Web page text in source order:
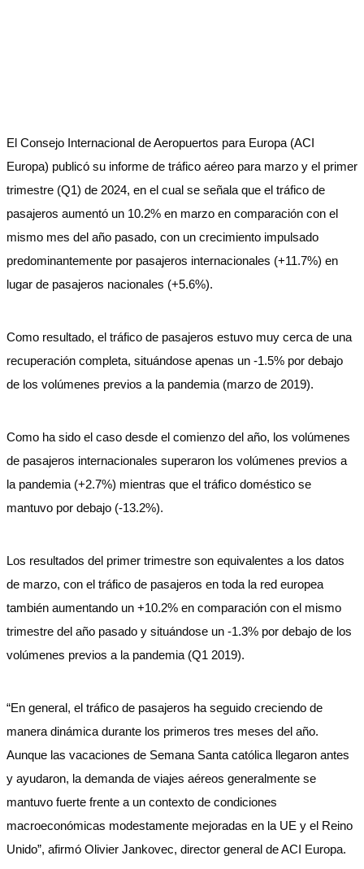
El Consejo Internacional de Aeropuertos para Europa (ACI
Europa) publicó su informe de tráfico aéreo para marzo y el primer
trimestre (Q1) de 2024, en el cual se señala que el tráfico de
pasajeros aumentó un 10.2% en marzo en comparación con el
mismo mes del año pasado, con un crecimiento impulsado
predominantemente por pasajeros internacionales (+11.7%) en
lugar de pasajeros nacionales (+5.6%).
Como resultado, el tráfico de pasajeros estuvo muy cerca de una
recuperación completa, situándose apenas un -1.5% por debajo
de los volúmenes previos a la pandemia (marzo de 2019).
Como ha sido el caso desde el comienzo del año, los volúmenes
de pasajeros internacionales superaron los volúmenes previos a
la pandemia (+2.7%) mientras que el tráfico doméstico se
mantuvo por debajo (-13.2%).
Los resultados del primer trimestre son equivalentes a los datos
de marzo, con el tráfico de pasajeros en toda la red europea
también aumentando un +10.2% en comparación con el mismo
trimestre del año pasado y situándose un -1.3% por debajo de los
volúmenes previos a la pandemia (Q1 2019).
“En general, el tráfico de pasajeros ha seguido creciendo de
manera dinámica durante los primeros tres meses del año.
Aunque las vacaciones de Semana Santa católica llegaron antes
y ayudaron, la demanda de viajes aéreos generalmente se
mantuvo fuerte frente a un contexto de condiciones
macroeconómicas modestamente mejoradas en la UE y el Reino
Unido”, afirmó Olivier Jankovec, director general de ACI Europa.